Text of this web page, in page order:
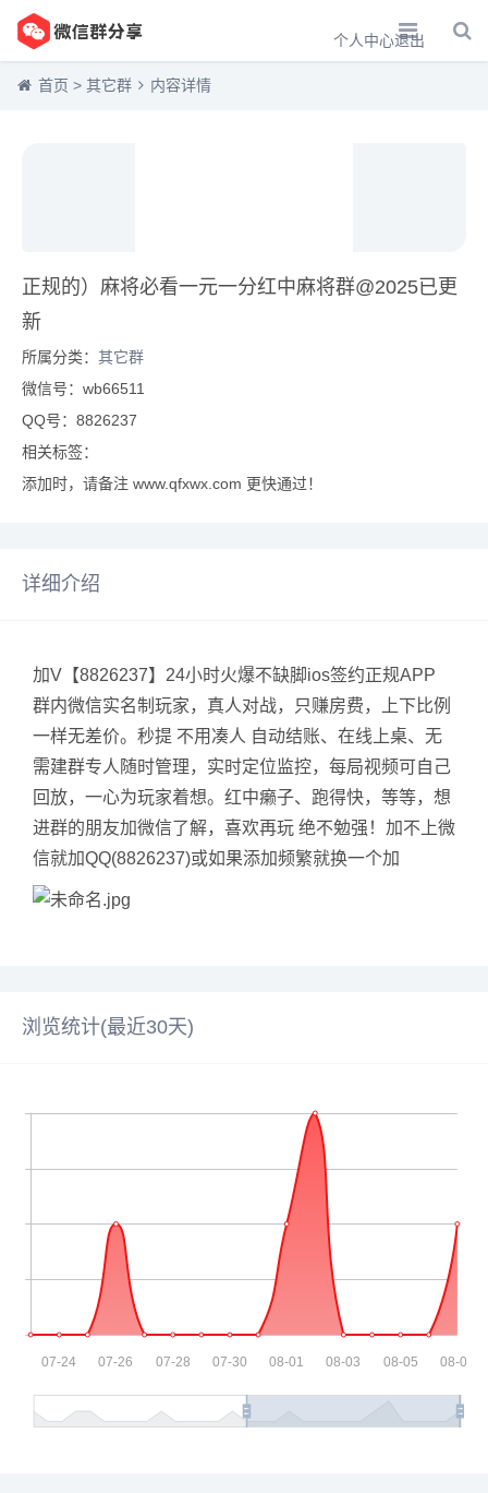
个人中心退出
首页 > 其它群 内容详情
正规的）麻将必看一元一分红中麻将群@2025已更
新
所属分类： 其它群
微信号：wb66511
QQ号：8826237
相关标签：
添加时，请备注 www.qfxwx.com 更快通过！
详细介绍
加V【8826237】24小时火爆不缺脚ios签约正规APP
群内微信实名制玩家，真人对战，只赚房费，上下比例
一样无差价。秒提 不用凑人 自动结账、在线上桌、无
需建群专人随时管理，实时定位监控，每局视频可自己
回放，一心为玩家着想。红中癞子、跑得快，等等，想
进群的朋友加微信了解，喜欢再玩 绝不勉强！加不上微
信就加QQ(8826237)或如果添加频繁就换一个加
浏览统计(最近30天)